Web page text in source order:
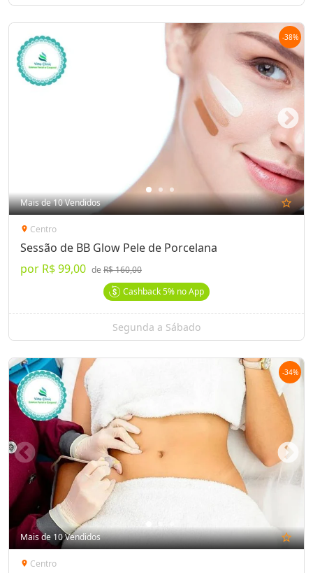
-38%
Mais de 10 Vendidos star_outline
location_on Centro
Sessão de BB Glow Pele de Porcelana
por R$ 99,00 de R$ 160,00
Cashback5% no App
Segunda a Sábado
-34%
Mais de 10 Vendidos star_outline
location_on Centro